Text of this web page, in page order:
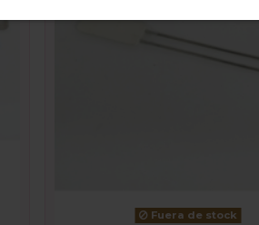
Fuera de stock